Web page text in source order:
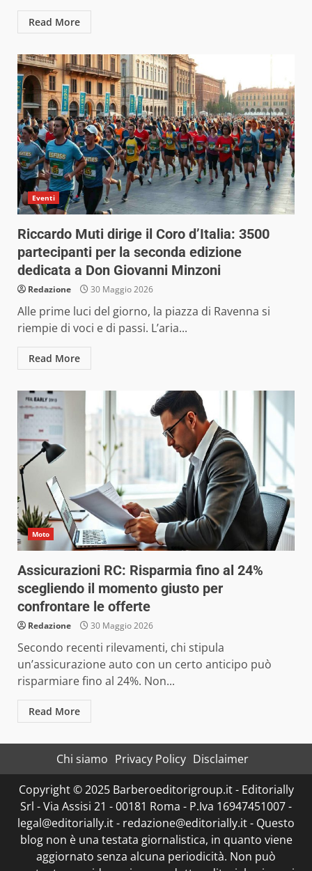
Read More
Eventi
Riccardo Muti dirige il Coro d’Italia: 3500
partecipanti per la seconda edizione
dedicata a Don Giovanni Minzoni
Redazione 30 Maggio 2026
Alle prime luci del giorno, la piazza di Ravenna si
riempie di voci e di passi. L’aria...
Read More
Moto
Assicurazioni RC: Risparmia fino al 24%
scegliendo il momento giusto per
confrontare le offerte
Redazione 30 Maggio 2026
Secondo recenti rilevamenti, chi stipula
un’assicurazione auto con un certo anticipo può
risparmiare fino al 24%. Non...
Read More
Chi siamo Privacy Policy Disclaimer
Copyright © 2025 Barberoeditorigroup.it - Editorially
Srl - Via Assisi 21 - 00181 Roma - P.Iva 16947451007 -
legal@editorially.it - redazione@editorially.it - Questo
blog non è una testata giornalistica, in quanto viene
aggiornato senza alcuna periodicità. Non può